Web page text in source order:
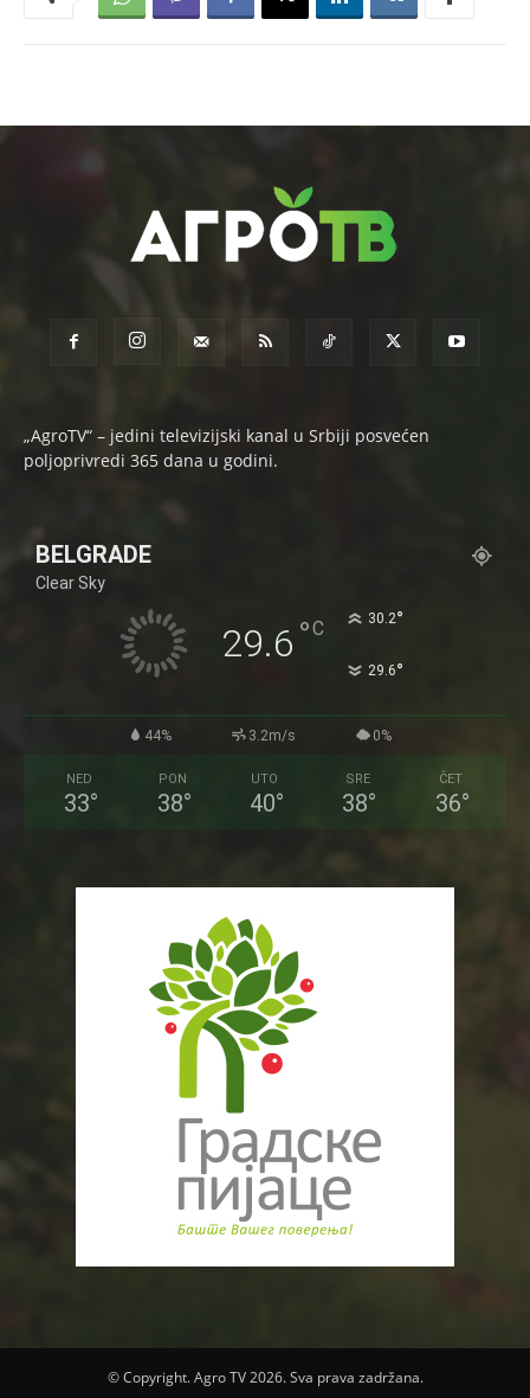
„AgroTV“ – jedini televizijski kanal u Srbiji posvećen
poljoprivredi 365 dana u godini.
BELGRADE
Clear Sky
29.6 °C 30.2°
29.6°
44% 3.2m/s 0%
NED
33°
PON
38°
UTO
40°
SRE
38°
ČET
36°
© Copyright. Agro TV 2026. Sva prava zadržana.